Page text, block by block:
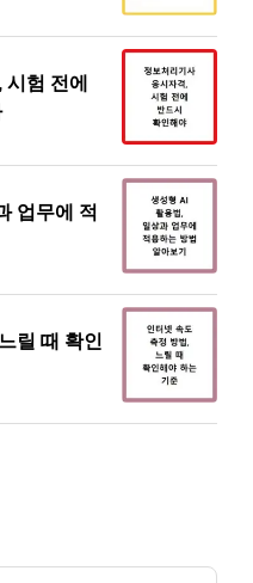
험 전에
업무에 적
릴 때 확인